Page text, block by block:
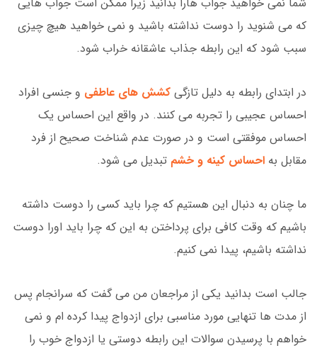
که می شنوید را دوست نداشته باشید و نمی خواهید هیچ چیزی
سبب شود که این رابطه جذاب عاشقانه خراب شود.
در ابتدای رابطه به دلیل تازگی کشش های عاطفی و جنسی افراد
احساس عجیبی را تجربه می کنند. در واقع این احساس یک
احساس موفقتی است و در صورت عدم شناخت صحیح از فرد
مقابل به احساس کینه و خشم تبدیل می شود.
ما چنان به دنبال این هستیم که چرا باید کسی را دوست داشته
باشیم که وقت کافی برای پرداختن به این که چرا باید اورا دوست
نداشته باشیم، پیدا نمی کنیم.
جالب است بدانید یکی از مراجعان من می گفت که سرانجام پس
از مدت ها تنهایی مورد مناسبی برای ازدواج پیدا کرده ام و نمی
خواهم با پرسیدن سوالات این رابطه دوستی یا ازدواج خوب را